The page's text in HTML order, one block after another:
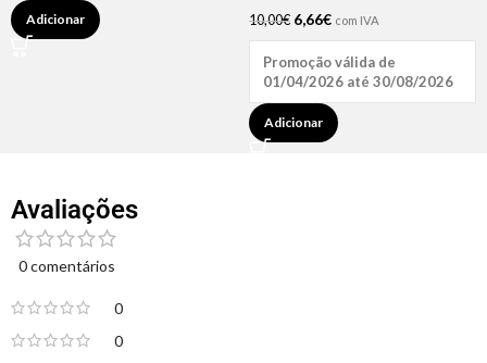
Adicionar 10,00€ 6,66€ com IVA
Promoção válida de
01/04/2026 até 30/08/2026
Adicionar
Avaliações
0 comentários
0
0